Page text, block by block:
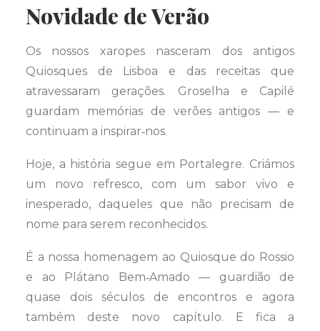
Novidade de Verão
Os nossos xaropes nasceram dos antigos
Quiosques de Lisboa e das receitas que
atravessaram gerações. Groselha e Capilé
guardam memórias de verões antigos — e
continuam a inspirar‑nos.
Hoje, a história segue em Portalegre. Criámos
um novo refresco, com um sabor vivo e
inesperado, daqueles que não precisam de
nome para serem reconhecidos.
É a nossa homenagem ao Quiosque do Rossio
e ao Plátano Bem‑Amado — guardião de
quase dois séculos de encontros e agora
também deste novo capítulo. E fica a